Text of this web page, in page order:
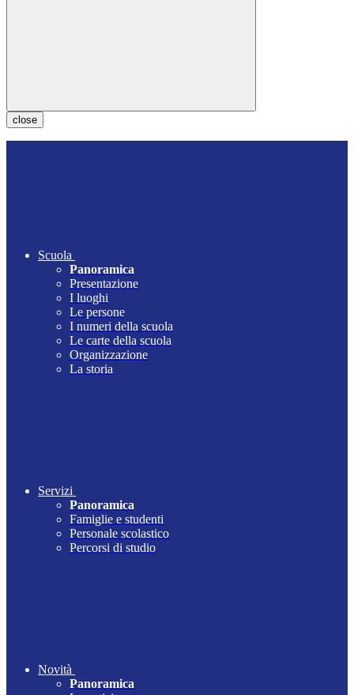
close
Scuola
Panoramica
Presentazione
I luoghi
Le persone
I numeri della scuola
Le carte della scuola
Organizzazione
La storia
Servizi
Panoramica
Famiglie e studenti
Personale scolastico
Percorsi di studio
Novità
Panoramica